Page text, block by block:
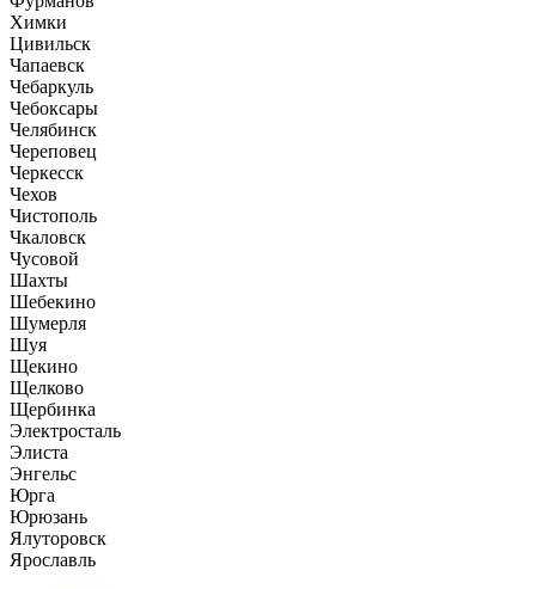
Химки
Цивильск
Чапаевск
Чебаркуль
Чебоксары
Челябинск
Череповец
Черкесск
Чехов
Чистополь
Чкаловск
Чусовой
Шахты
Шебекино
Шумерля
Шуя
Щекино
Щелково
Щербинка
Электросталь
Элиста
Энгельс
Юрга
Юрюзань
Ялуторовск
Ярославль